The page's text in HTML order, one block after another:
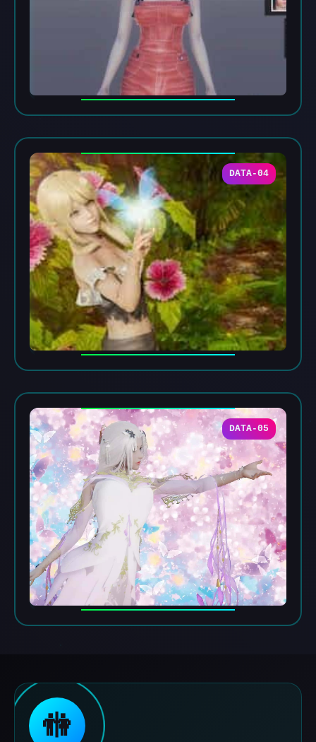
DATA-04
DATA-05
🚻